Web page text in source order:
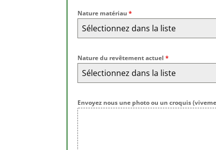
Nature matériau*
Sélectionnez dans la liste
Nature du revêtement actuel*
Sélectionnez dans la liste
Envoyez nous une photo ou un croquis